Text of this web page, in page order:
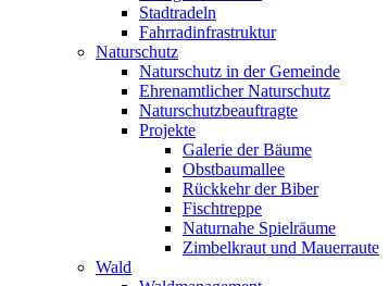
Stadtradeln
Fahrradinfrastruktur
Naturschutz
Naturschutz in der Gemeinde
Ehrenamtlicher Naturschutz
Naturschutzbeauftragte
Projekte
Galerie der Bäume
Obstbaumallee
Rückkehr der Biber
Fischtreppe
Naturnahe Spielräume
Zimbelkraut und Mauerraute
Wald